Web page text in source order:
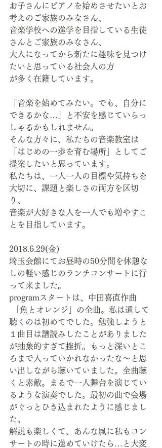
お子さんにピアノを始めさせたいとお
考えのご家族のみなさん、
音楽学校への進学を目指している生徒
さんとご家族のみなさん、
大人になってから新たに趣味を見つけ
たいと思っている社会人の方
が多く在籍しています。
「音楽を始めてみたい。でも、自分に
できるかな…」と不安を感じていらっ
しゃるかもしれません。
そんな方々に、私たちの音楽教室は
「はじめの一歩を育む場所」としてご
提案したいと思っています。
私たちは、一人一人の目標や気持ちを
大切に、課題と楽しさの両方を区切
り、
音楽が大好きな人を一人でも増やすこ
とを目指しています。
2018.6.29(金)
埼玉会館にてお昼時の50分間を休憩な
しの軽い感じのランチコンサートに行
って来ました。
programスタートは、中田喜直作曲
「魚とオレンジ」の全曲。私は通して
聴くのは初めてでした。勉強しようと
１曲目は譜読みしたことがありました
が抽象的すぎて挫折。もっと深いとこ
ろまで入っていかれなかったな～と思
い出しながら聴いていました。全曲聴
くと素敵。まるで一人舞台を演じてい
るような演奏でした。最初の曲で会場
がぐっとひき込まれたように感じまし
た。
解説も楽しくて、あんな風に私もコン
サートの時に進めていけたら…と大変